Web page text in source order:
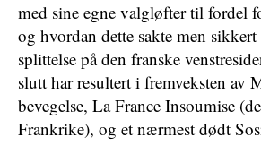
med sine egne valgløfter til fordel
og hvordan dette sakte men
splittelse på den franske
slutt har resultert i fremveksten av
bevegelse, La France Insoumise
Frankrike), og et nærmest dødt